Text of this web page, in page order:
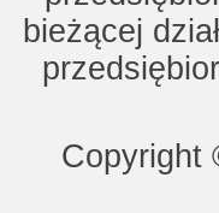
bieżącej
Copyright